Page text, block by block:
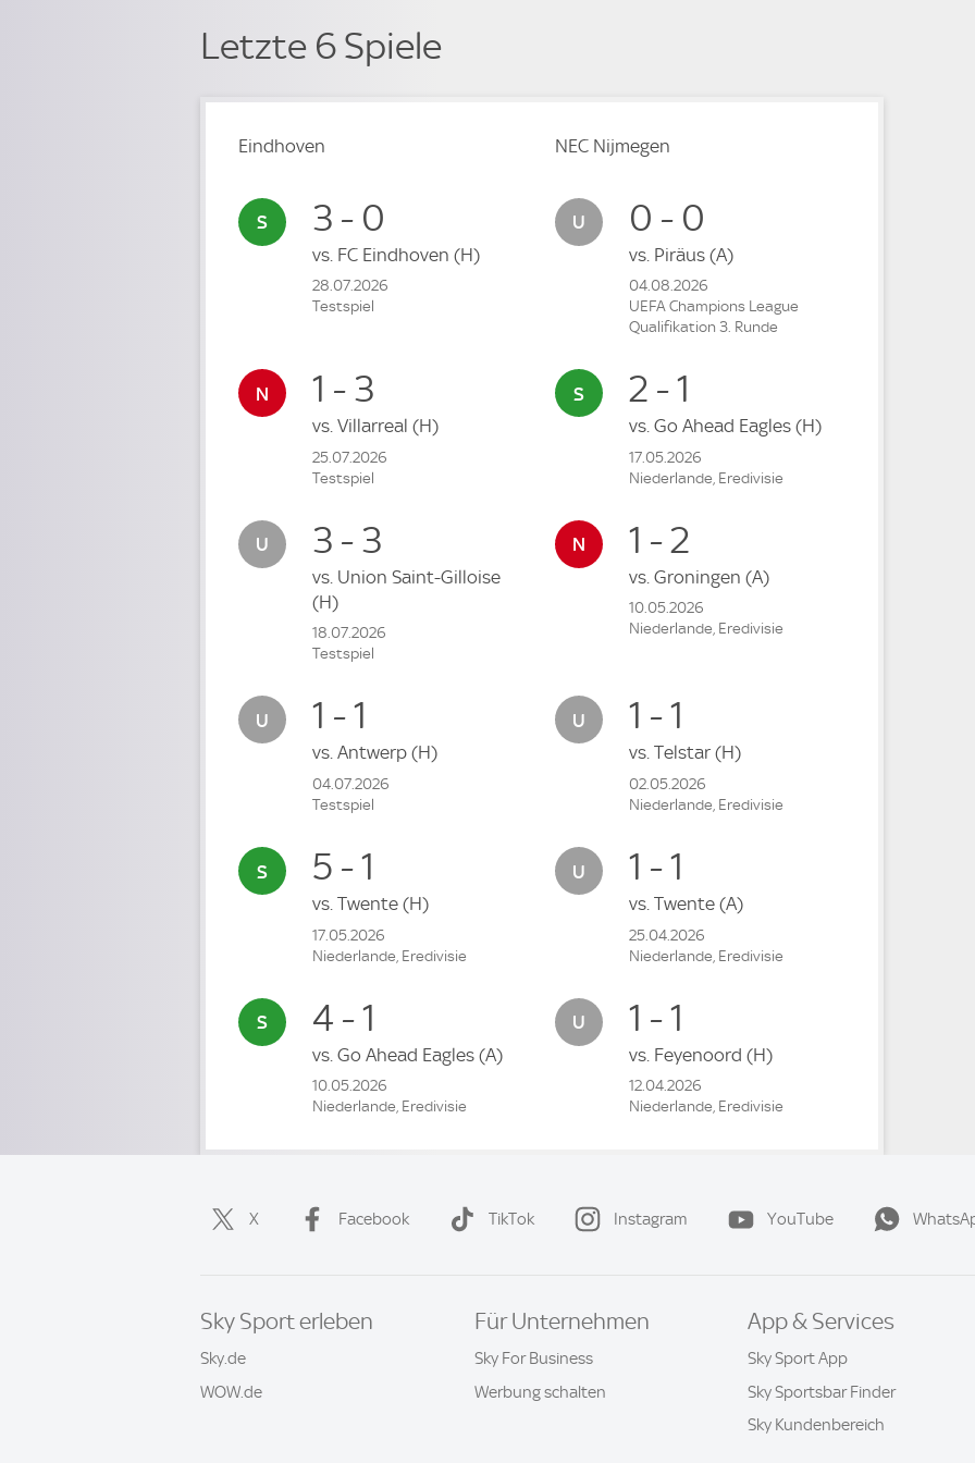
Letzte 6 Spiele
Eindhoven
3 - 0
vs. FC Eindhoven (H)
28.07.2026
Testspiel
1 - 3
vs. Villarreal (H)
25.07.2026
Testspiel
3 - 3
vs. Union Saint-Gilloise
(H)
18.07.2026
Testspiel
1 - 1
vs. Antwerp (H)
04.07.2026
Testspiel
5 - 1
vs. Twente (H)
17.05.2026
Niederlande, Eredivisie
4 - 1
vs. Go Ahead Eagles (A)
10.05.2026
Niederlande, Eredivisie
NEC Nijmegen
0 - 0
vs. Piräus (A)
04.08.2026
UEFA Champions League
Qualifikation 3. Runde
2 - 1
vs. Go Ahead Eagles (H)
17.05.2026
Niederlande, Eredivisie
1 - 2
vs. Groningen (A)
10.05.2026
Niederlande, Eredivisie
1 - 1
vs. Telstar (H)
02.05.2026
Niederlande, Eredivisie
1 - 1
vs. Twente (A)
25.04.2026
Niederlande, Eredivisie
1 - 1
vs. Feyenoord (H)
12.04.2026
Niederlande, Eredivisie
X Facebook TikTok Instagram YouTube
Sky Sport erleben
Sky.de
WOW.de
Für Unternehmen
Sky For Business
Werbung schalten
App & Services
Sky Sport App
Sky Sportsbar Finder
Sky Kundenbereich